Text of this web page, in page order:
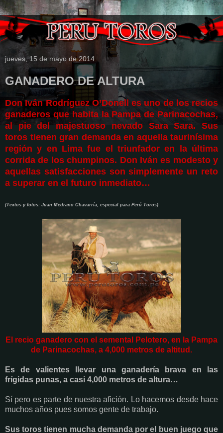
jueves, 15 de mayo de 2014
GANADERO DE ALTURA
Don Iván Rodríguez O’Donell es uno de los recios
ganaderos que habita la Pampa de Parinacochas,
al pie del majestuoso nevado Sara Sara. Sus
toros tienen gran demanda en aquella taurinísima
región y en Lima fue el triunfador en la última
corrida de los chumpinos. Don Iván es modesto y
aquellas satisfacciones son simplemente un reto
a superar en el futuro inmediato…
(Textos y fotos: Juan Medrano Chavarría, especial para Perú Toros)
El recio ganadero con el semental Pelotero, en la Pampa
de Parinacochas, a 4,000 metros de altitud.
Es de valientes llevar una ganadería brava en las
frígidas punas, a casi 4,000 metros de altura…
Sí pero es parte de nuestra afición. Lo hacemos desde hace
muchos años pues somos gente de trabajo.
Sus toros tienen mucha demanda por el buen juego que